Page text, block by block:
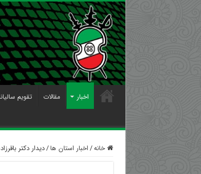
اخبار مقالات تقویم
خانه/اخبار استان ها/دیدار دکتر